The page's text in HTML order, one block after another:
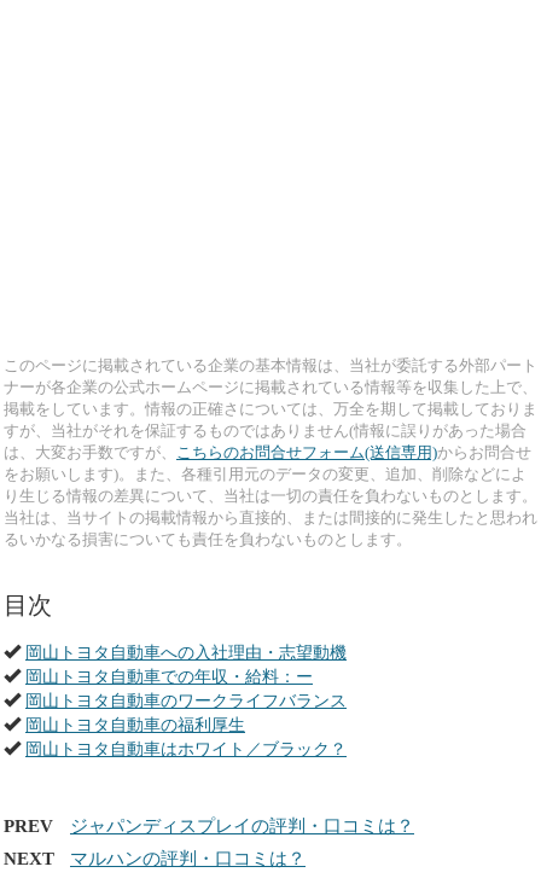
このページに掲載されている企業の基本情報は、当社が委託する外部パート
ナーが各企業の公式ホームページに掲載されている情報等を収集した上で、
掲載をしています。情報の正確さについては、万全を期して掲載しておりま
すが、当社がそれを保証するものではありません(情報に誤りがあった場合
は、大変お手数ですが、 こちらのお問合せフォーム(送信専用)からお問合せ
をお願いします)。また、各種引用元のデータの変更、追加、削除などによ
り生じる情報の差異について、当社は一切の責任を負わないものとします。
当社は、当サイトの掲載情報から直接的、または間接的に発生したと思われ
るいかなる損害についても責任を負わないものとします。
目次
岡山トヨタ自動車への入社理由・志望動機
岡山トヨタ自動車での年収・給料：ー
岡山トヨタ自動車のワークライフバランス
岡山トヨタ自動車の福利厚生
岡山トヨタ自動車はホワイト／ブラック？
PREV
ジャパンディスプレイの評判・口コミは？
NEXT
マルハンの評判・口コミは？